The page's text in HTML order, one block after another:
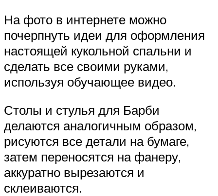
На фото в интернете можно
почерпнуть идеи для оформления
настоящей кукольной спальни и
сделать все своими руками,
используя обучающее видео.
Столы и стулья для Барби
делаются аналогичным образом,
рисуются все детали на бумаге,
затем переносятся на фанеру,
аккуратно вырезаются и
склеиваются.